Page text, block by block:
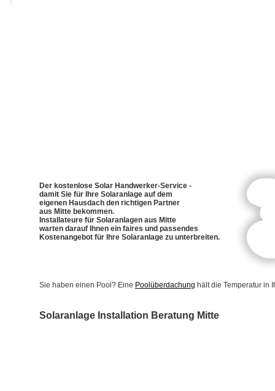
Der kostenlose Solar Handwerker-Service -
damit Sie für Ihre Solaranlage auf dem
eigenen Hausdach den richtigen Partner
aus Mitte bekommen.
Installateure für Solaranlagen aus Mitte
warten darauf Ihnen ein faires und passendes
Kostenangebot für Ihre Solaranlage zu unterbreiten.
Sie haben einen Pool? Eine Poolüberdachung hält die Temperatur in
Solaranlage Installation Beratung Mitte